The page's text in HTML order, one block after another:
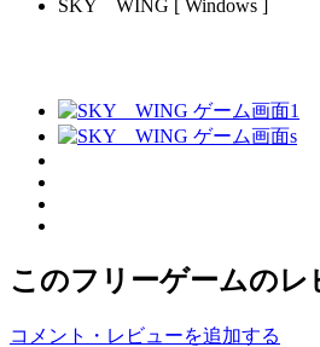
SKY WING [ Windows ]
このフリーゲームのレ
コメント・レビューを追加する